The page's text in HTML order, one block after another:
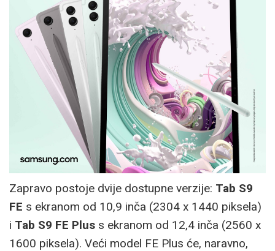
Zapravo postoje dvije dostupne verzije: Tab S9
FE s ekranom od 10,9 inča (2304 x 1440 piksela)
i Tab S9 FE Plus s ekranom od 12,4 inča (2560 x
1600 piksela). Veći model FE Plus će, naravno,